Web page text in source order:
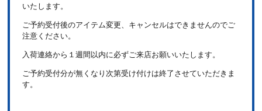
いたします。
ご予約受付後のアイテム変更、キャンセルはできませんのでご
注意ください。
入荷連絡から１週間以内に必ずご来店お願いいたします。
ご予約受付分が無くなり次第受け付けは終了させていただきま
す。